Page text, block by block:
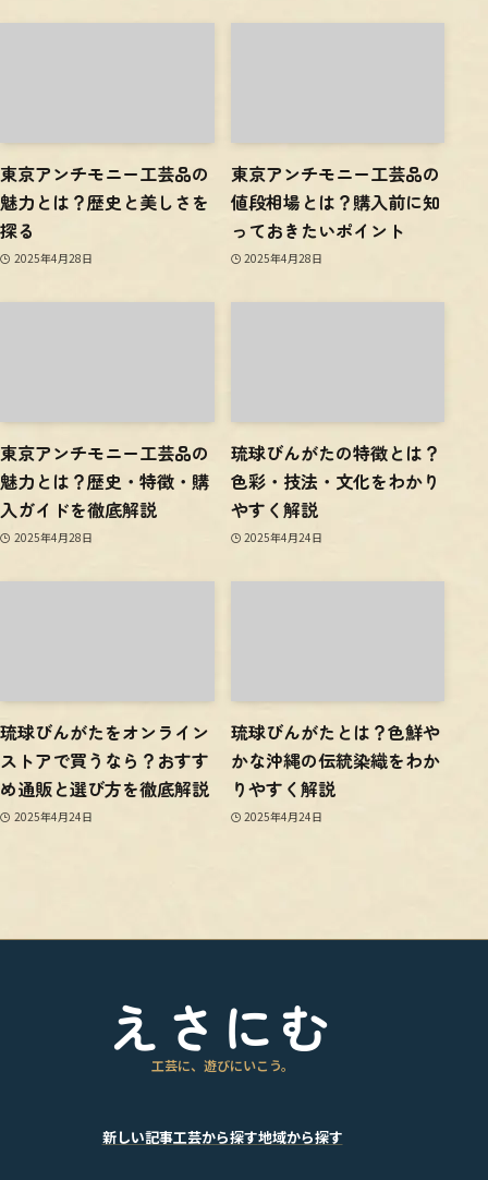
東京アンチモニー工芸品の
魅力とは？歴史と美しさを
探る
2025年4月28日
東京アンチモニー工芸品の
値段相場とは？購入前に知
っておきたいポイント
2025年4月28日
東京アンチモニー工芸品の
魅力とは？歴史・特徴・購
入ガイドを徹底解説
2025年4月28日
琉球びんがたの特徴とは？
色彩・技法・文化をわかり
やすく解説
2025年4月24日
琉球びんがたをオンライン
ストアで買うなら？おすす
め通販と選び方を徹底解説
2025年4月24日
琉球びんがたとは？色鮮や
かな沖縄の伝統染織をわか
りやすく解説
2025年4月24日
えさにむ
工芸に、遊びにいこう。
新しい記事工芸から探す地域から探す